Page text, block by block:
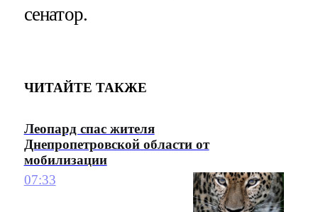
сенатор.
ЧИТАЙТЕ ТАКЖЕ
Леопард спас жителя
Днепропетровской области от
мобилизации
07:33